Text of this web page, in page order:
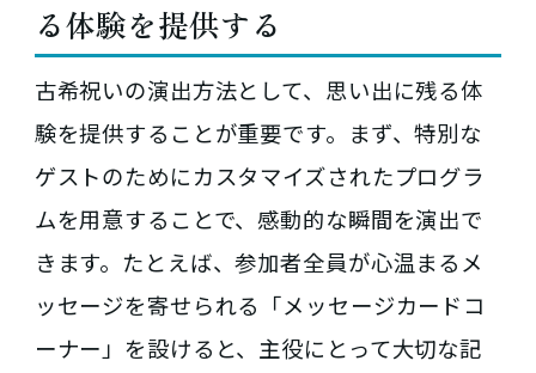
る体験を提供する
古希祝いの演出方法として、思い出に残る体
験を提供することが重要です。まず、特別な
ゲストのためにカスタマイズされたプログラ
ムを用意することで、感動的な瞬間を演出で
きます。たとえば、参加者全員が心温まるメ
ッセージを寄せられる「メッセージカードコ
ーナー」を設けると、主役にとって大切な記